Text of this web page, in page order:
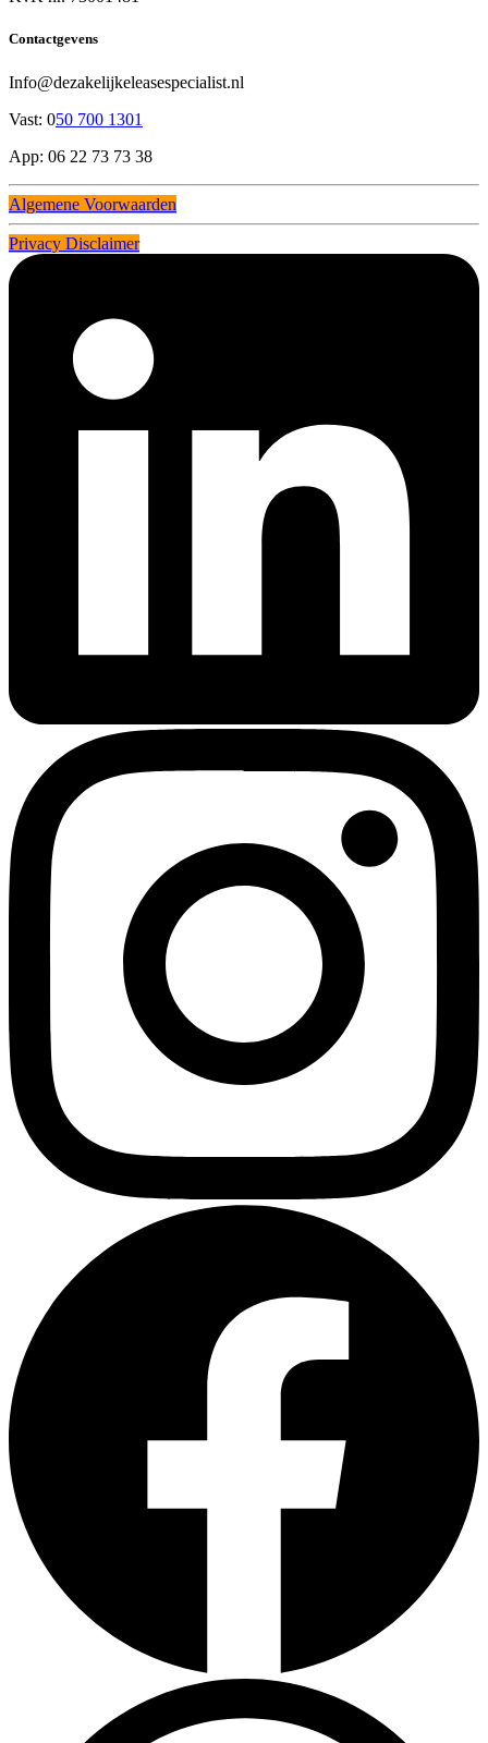
Contactgevens
Info@dezakelijkeleasespecialist.nl
Vast: 050 700 1301
App: 06 22 73 73 38
Algemene Voorwaarden
Privacy Disclaimer